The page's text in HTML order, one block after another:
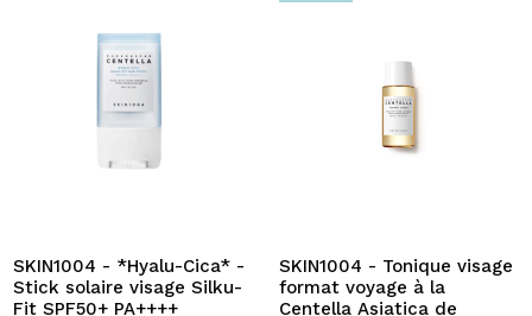
SKIN1004 - *Hyalu-Cica* -
Stick solaire visage Silku-
Fit SPF50+ PA++++
SKIN1004 - Tonique visage
format voyage à la
Centella Asiatica de